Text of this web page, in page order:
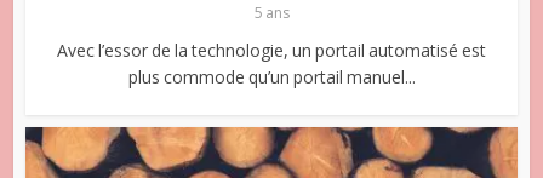
5 ans
Avec l’essor de la technologie, un portail automatisé est
plus commode qu’un portail manuel...